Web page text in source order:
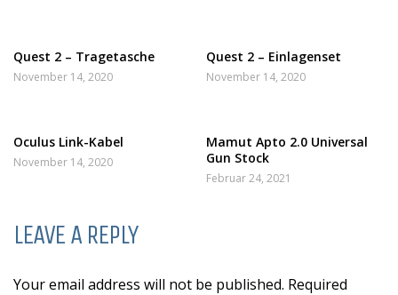
Quest 2 – Tragetasche
November 14, 2020
Quest 2 – Einlagenset
November 14, 2020
Oculus Link-Kabel
November 14, 2020
Mamut Apto 2.0 Universal
Gun Stock
Februar 24, 2021
LEAVE A REPLY
Your email address will not be published. Required